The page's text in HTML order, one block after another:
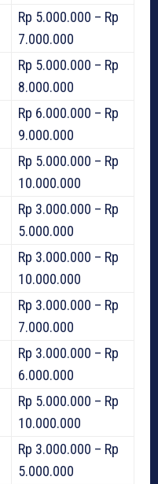
Rp 5.000.000 – Rp
7.000.000
Rp 5.000.000 – Rp
8.000.000
Rp 6.000.000 – Rp
9.000.000
Rp 5.000.000 – Rp
10.000.000
Rp 3.000.000 – Rp
5.000.000
Rp 3.000.000 – Rp
10.000.000
Rp 3.000.000 – Rp
7.000.000
Rp 3.000.000 – Rp
6.000.000
Rp 5.000.000 – Rp
10.000.000
Rp 3.000.000 – Rp
5.000.000